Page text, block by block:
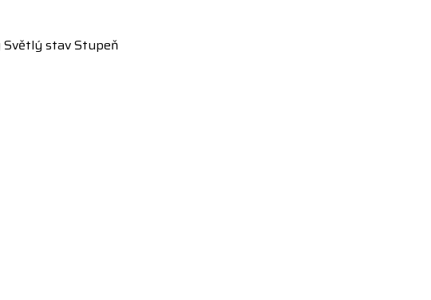
stav Stupeň